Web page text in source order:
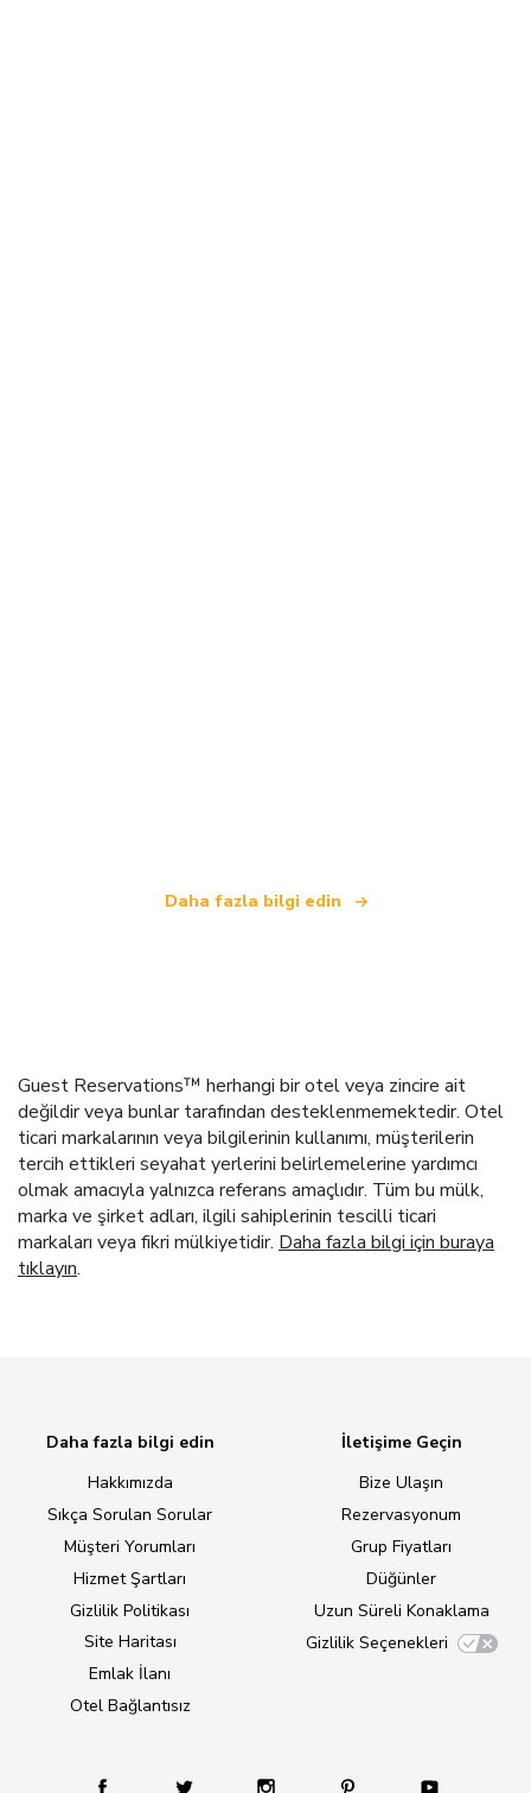
Daha fazla bilgi edin
Guest Reservations™ herhangi bir otel veya zincire ait
değildir veya bunlar tarafından desteklenmemektedir. Otel
ticari markalarının veya bilgilerinin kullanımı, müşterilerin
tercih ettikleri seyahat yerlerini belirlemelerine yardımcı
olmak amacıyla yalnızca referans amaçlıdır. Tüm bu mülk,
marka ve şirket adları, ilgili sahiplerinin tescilli ticari
markaları veya fikri mülkiyetidir. Daha fazla bilgi için buraya
tıklayın.
Daha fazla bilgi edin
Hakkımızda
Sıkça Sorulan Sorular
Müşteri Yorumları
Hizmet Şartları
Gizlilik Politikası
Site Haritası
Emlak İlanı
Otel Bağlantısız
İletişime Geçin
Bize Ulaşın
Rezervasyonum
Grup Fiyatları
Düğünler
Uzun Süreli Konaklama
Gizlilik Seçenekleri